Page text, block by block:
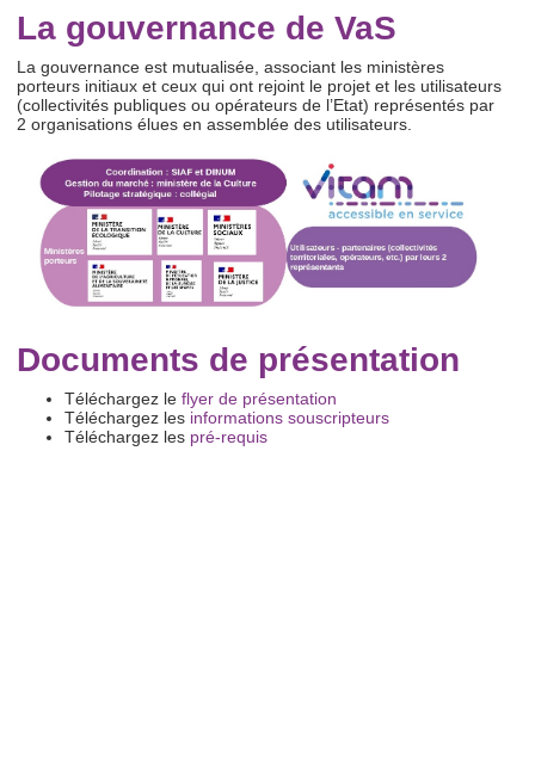
La gouvernance de VaS
La gouvernance est mutualisée, associant les ministères
porteurs initiaux et ceux qui ont rejoint le projet et les utilisateurs
(collectivités publiques ou opérateurs de l’Etat) représentés par
2 organisations élues en assemblée des utilisateurs.
Documents de présentation
Téléchargez le flyer de présentation
Téléchargez les informations souscripteurs
Téléchargez les pré-requis